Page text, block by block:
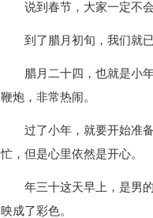
说到春节，大家一定不
到了腊月初旬，我们就
腊月二十四，也就是小
鞭炮，非常热闹。
过了小年，就要开始准
忙，但是心里依然是开心。
年三十这天早上，是男
映成了彩色。